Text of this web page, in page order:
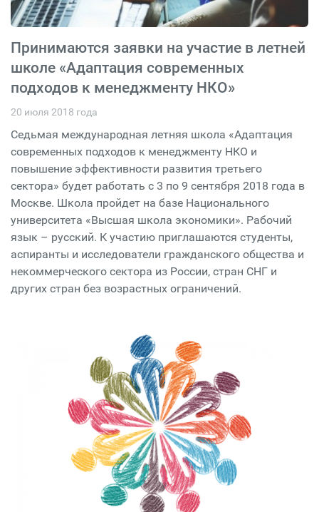
Принимаются заявки на участие в летней
школе «Адаптация современных
подходов к менеджменту НКО»
20 июля 2018 года
Седьмая международная летняя школа «Адаптация
современных подходов к менеджменту НКО и
повышение эффективности развития третьего
сектора» будет работать с 3 по 9 сентября 2018 года в
Москве. Школа пройдет на базе Национального
университета «Высшая школа экономики». Рабочий
язык – русский. К участию приглашаются студенты,
аспиранты и исследователи гражданского общества и
некоммерческого сектора из России, стран СНГ и
других стран без возрастных ограничений.